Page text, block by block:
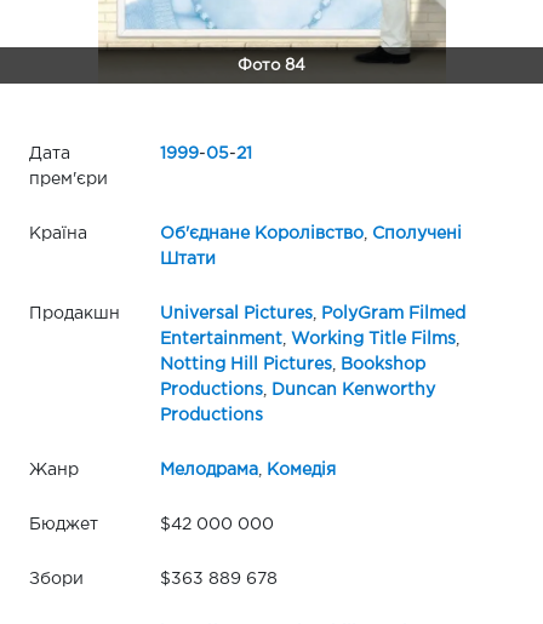
Фото 84
Дата
прем'єри
1999-05-21
Країна Об'єднане Королівство,
Сполучені
Штати
Продакшн Universal Pictures,
PolyGram Filmed
Entertainment, Working Title Films,
Notting Hill Pictures,
Bookshop
Productions,
Duncan Kenworthy
Productions
Жанр Мелодрама, Комедія
Бюджет $42 000 000
Збори $363 889 678